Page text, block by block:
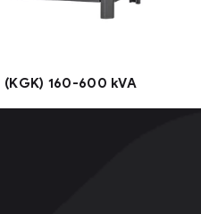
(KGK) 160-600 kVA